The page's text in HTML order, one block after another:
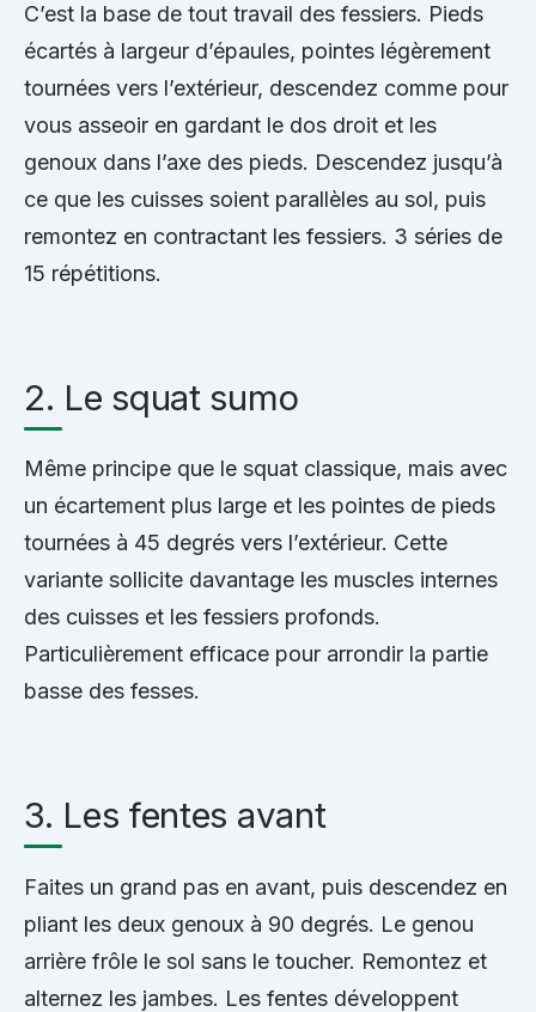
C’est la base de tout travail des fessiers. Pieds
écartés à largeur d’épaules, pointes légèrement
tournées vers l’extérieur, descendez comme pour
vous asseoir en gardant le dos droit et les
genoux dans l’axe des pieds. Descendez jusqu’à
ce que les cuisses soient parallèles au sol, puis
remontez en contractant les fessiers. 3 séries de
15 répétitions.
2. Le squat sumo
Même principe que le squat classique, mais avec
un écartement plus large et les pointes de pieds
tournées à 45 degrés vers l’extérieur. Cette
variante sollicite davantage les muscles internes
des cuisses et les fessiers profonds.
Particulièrement efficace pour arrondir la partie
basse des fesses.
3. Les fentes avant
Faites un grand pas en avant, puis descendez en
pliant les deux genoux à 90 degrés. Le genou
arrière frôle le sol sans le toucher. Remontez et
alternez les jambes. Les fentes développent